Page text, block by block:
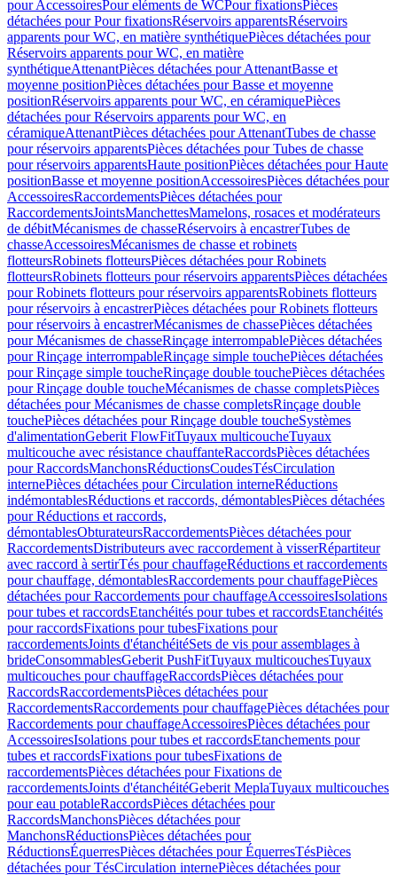
pour AccessoiresPour eléments de WCPour fixationsPièces
détachées pour Pour fixationsRéservoirs apparentsRéservoirs
apparents pour WC, en matière synthétiquePièces détachées pour
Réservoirs apparents pour WC, en matière
synthétiqueAttenantPièces détachées pour AttenantBasse et
moyenne positionPièces détachées pour Basse et moyenne
positionRéservoirs apparents pour WC, en céramiquePièces
détachées pour Réservoirs apparents pour WC, en
céramiqueAttenantPièces détachées pour AttenantTubes de chasse
pour réservoirs apparentsPièces détachées pour Tubes de chasse
pour réservoirs apparentsHaute positionPièces détachées pour Haute
positionBasse et moyenne positionAccessoiresPièces détachées pour
AccessoiresRaccordementsPièces détachées pour
RaccordementsJointsManchettesMamelons, rosaces et modérateurs
de débitMécanismes de chasseRéservoirs à encastrerTubes de
chasseAccessoiresMécanismes de chasse et robinets
flotteursRobinets flotteursPièces détachées pour Robinets
flotteursRobinets flotteurs pour réservoirs apparentsPièces détachées
pour Robinets flotteurs pour réservoirs apparentsRobinets flotteurs
pour réservoirs à encastrerPièces détachées pour Robinets flotteurs
pour réservoirs à encastrerMécanismes de chassePièces détachées
pour Mécanismes de chasseRinçage interrompablePièces détachées
pour Rinçage interrompableRinçage simple touchePièces détachées
pour Rinçage simple toucheRinçage double touchePièces détachées
pour Rinçage double toucheMécanismes de chasse completsPièces
détachées pour Mécanismes de chasse completsRinçage double
touchePièces détachées pour Rinçage double toucheSystèmes
d'alimentationGeberit FlowFitTuyaux multicoucheTuyaux
multicouche avec résistance chauffanteRaccordsPièces détachées
pour RaccordsManchonsRéductionsCoudesTésCirculation
internePièces détachées pour Circulation interneRéductions
indémontablesRéductions et raccords, démontablesPièces détachées
pour Réductions et raccords,
démontablesObturateursRaccordementsPièces détachées pour
RaccordementsDistributeurs avec raccordement à visserRépartiteur
avec raccord à sertirTés pour chauffageRéductions et raccordements
pour chauffage, démontablesRaccordements pour chauffagePièces
détachées pour Raccordements pour chauffageAccessoiresIsolations
pour tubes et raccordsEtanchéités pour tubes et raccordsEtanchéités
pour raccordsFixations pour tubesFixations pour
raccordementsJoints d'étanchéitéSets de vis pour assemblages à
brideConsommablesGeberit PushFitTuyaux multicouchesTuyaux
multicouches pour chauffageRaccordsPièces détachées pour
RaccordsRaccordementsPièces détachées pour
RaccordementsRaccordements pour chauffagePièces détachées pour
Raccordements pour chauffageAccessoiresPièces détachées pour
AccessoiresIsolations pour tubes et raccordsEtanchements pour
tubes et raccordsFixations pour tubesFixations de
raccordementsPièces détachées pour Fixations de
raccordementsJoints d'étanchéitéGeberit MeplaTuyaux multicouches
pour eau potableRaccordsPièces détachées pour
RaccordsManchonsPièces détachées pour
ManchonsRéductionsPièces détachées pour
RéductionsÉquerresPièces détachées pour ÉquerresTésPièces
détachées pour TésCirculation internePièces détachées pour